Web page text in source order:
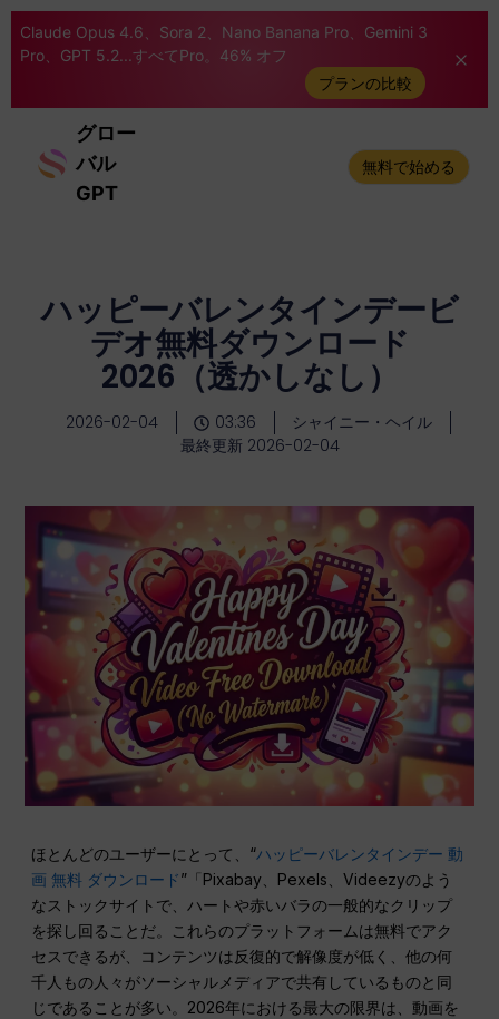
Claude Opus 4.6、Sora 2、Nano Banana Pro、Gemini 3
Pro、GPT 5.2...すべてPro。46% オフ
プランの比較
グロー
バル
GPT
無料で始める
ハッピーバレンタインデービ
デオ無料ダウンロード
2026（透かしなし）
2026-02-04 03:36
シャイニー・ヘイル
最終更新 2026-02-04
ほとんどのユーザーにとって、“ハッピーバレンタインデー 動
画 無料 ダウンロード”「Pixabay、Pexels、Videezyのよう
なストックサイトで、ハートや赤いバラの一般的なクリップ
を探し回ることだ。これらのプラットフォームは無料でアク
セスできるが、コンテンツは反復的で解像度が低く、他の何
千人もの人々がソーシャルメディアで共有しているものと同
じであることが多い。2026年における最大の限界は、動画を